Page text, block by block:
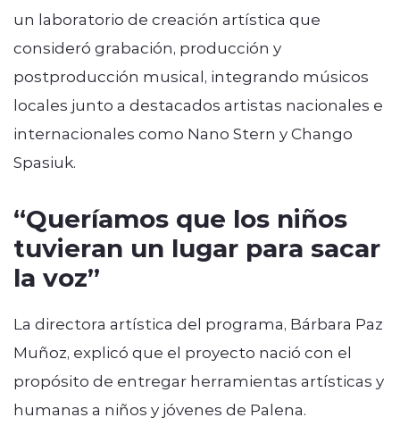
un laboratorio de creación artística que
consideró grabación, producción y
postproducción musical, integrando músicos
locales junto a destacados artistas nacionales e
internacionales como Nano Stern yChango
Spasiuk.
“Queríamos que los niños
tuvieran un lugar para sacar
la voz”
La directora artística del programa, Bárbara Paz
Muñoz, explicó que el proyecto nació con el
propósito de entregar herramientas artísticas y
humanas a niños y jóvenes de Palena.